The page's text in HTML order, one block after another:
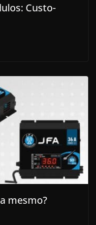
Custo-
mesmo?